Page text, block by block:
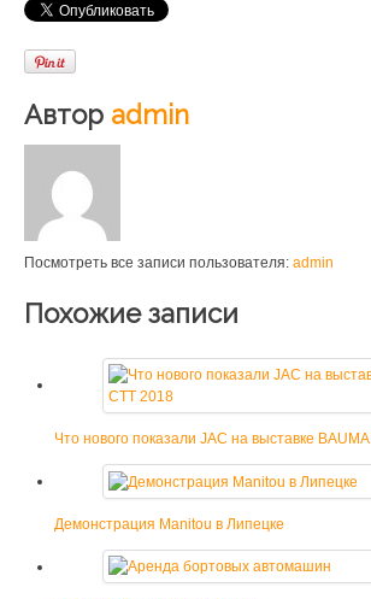
Автор admin
Посмотреть все записи пользователя: admin
Похожие записи
Что нового показали JAC на выставке
Демонстрация Manitou в Липецке